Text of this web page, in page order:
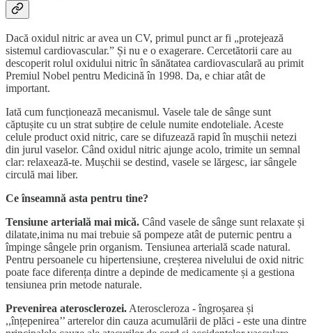
Dacă oxidul nitric ar avea un CV, primul punct ar fi „protejează
sistemul cardiovascular.” Și nu e o exagerare. Cercetătorii care au
descoperit rolul oxidului nitric în sănătatea cardiovasculară au primit
Premiul Nobel pentru Medicină în 1998. Da, e chiar atât de
important.
Iată cum funcționează mecanismul. Vasele tale de sânge sunt
căptușite cu un strat subțire de celule numite endoteliale. Aceste
celule product oxid nitric, care se difuzează rapid în mușchii netezi
din jurul vaselor. Când oxidul nitric ajunge acolo, trimite un semnal
clar: relaxează-te. Mușchii se destind, vasele se lărgesc, iar sângele
circulă mai liber.
Ce înseamnă asta pentru tine?
Tensiune arterială mai mică. Când vasele de sânge sunt relaxate și
dilatate,inima nu mai trebuie să pompeze atât de puternic pentru a
împinge sângele prin organism. Tensiunea arterială scade natural.
Pentru persoanele cu hipertensiune, creșterea nivelului de oxid nitric
poate face diferența dintre a depinde de medicamente și a gestiona
tensiunea prin metode naturale.
Prevenirea aterosclerozei.Ateroscleroza - îngroșarea și
,,înțepenirea’’ arterelor din cauza acumulării de plăci - este una dintre